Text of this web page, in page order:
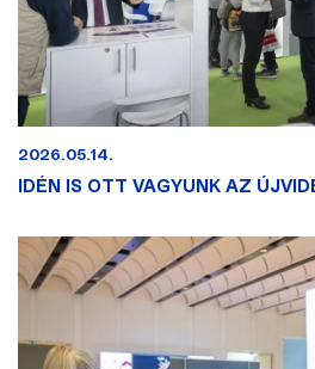
2026.05.14.
IDÉN IS OTT VAGYUNK AZ